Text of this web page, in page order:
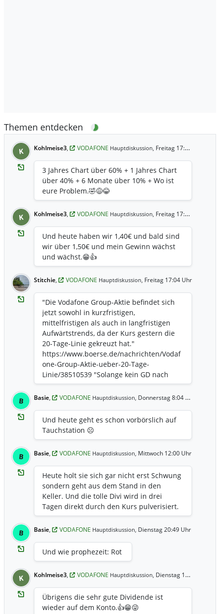
Themen entdecken
K Kohlmeise3, VODAFONE Hauptdiskussion, Freitag 17:21 Uhr
3 Jahres Chart über 60% + 1 Jahres Chart
über 40% + 6 Monate über 10% + Wo ist
eure Problem.🤣😅😂
K Kohlmeise3, VODAFONE Hauptdiskussion, Freitag 17:19 Uhr
Und heute haben wir 1,40€ und bald sind
wir über 1,50€ und mein Gewinn wächst
und wächst.😁👍
Stitchie, VODAFONE Hauptdiskussion, Freitag 17:04 Uhr
"Die Vodafone Group-Aktie befindet sich
jetzt sowohl in kurzfristigen,
mittelfristigen als auch in langfristigen
Aufwärtstrends, da der Kurs gestern die
20-Tage-Linie gekreuzt hat."
https://www.boerse.de/nachrichten/Vodaf
one-Group-Aktie-ueber-20-Tage-
Linie/38510539 "Solange kein GD nach
unten gekreuzt wird, stellt sich das
nächste Kursziel auf das am 28.07.2026
womit vorläufig ein Aufwärtspotential von
3,60 Prozent besteht."
B Basie, VODAFONE Hauptdiskussion, Donnerstag 8:04 Uhr
Und heute geht es schon vorbörslich auf
Tauchstation ☹️
B Basie, VODAFONE Hauptdiskussion, Mittwoch 12:00 Uhr
Heute holt sie sich gar nicht erst Schwung
sondern geht aus dem Stand in den
Keller. Und die tolle Divi wird in drei
Tagen direkt durch den Kurs pulverisiert.
B Basie, VODAFONE Hauptdiskussion, Dienstag 20:49 Uhr
Und wie prophezeit: Rot
K Kohlmeise3, VODAFONE Hauptdiskussion, Dienstag 19:41 Uhr
Übrigens die sehr gute Dividende ist
wieder auf dem Konto.👍😁😜